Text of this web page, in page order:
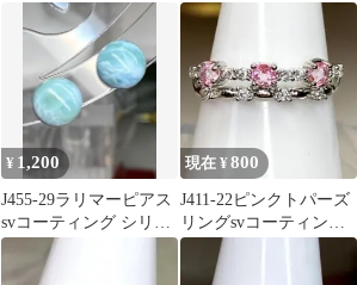
ガポン 4枚セット
スト1枚
¥ 1,200
J455-29ラリマーピアス
svコーティング シリコ
ンキャッチ
現在 ¥800
J411-22ピンクトパーズ
リングsvコーティング
フリーサイズ